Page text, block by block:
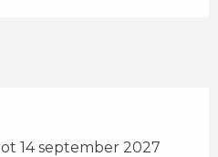
14 september 2027